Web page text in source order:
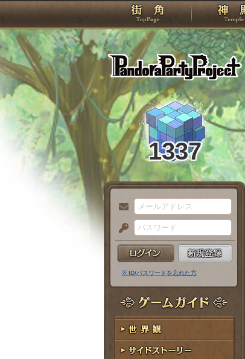
TOP
1337
メ
ー
ル
ア
ド
レ
ス
パ
ス
ー
ド
※ ID/パスワードを忘れた方
ゲームガイド
世界観